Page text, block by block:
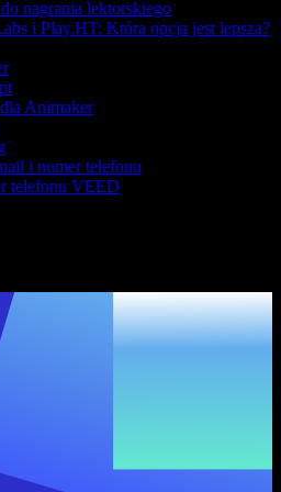
nagrania lektorskiego
i Play.HT: Która opcja jest lepsza?
Animaker
i numer telefonu
telefonu VEED